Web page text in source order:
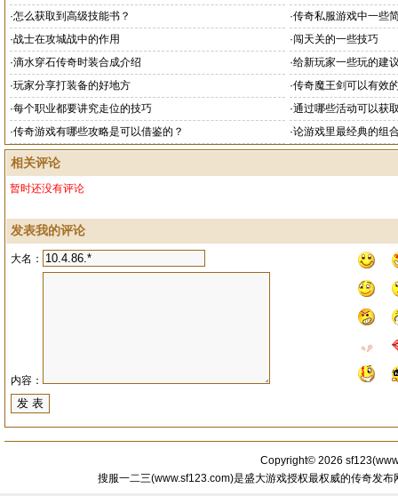
·怎么获取到高级技能书？ ·传奇私服游戏中一些
·战士在攻城战中的作用 ·闯天关的一些技巧
·滴水穿石传奇时装合成介绍 ·给新玩家一些玩的建
·玩家分享打装备的好地方 ·传奇魔王剑可以有效
·每个职业都要讲究走位的技巧 ·通过哪些活动可以获
·传奇游戏有哪些攻略是可以借鉴的？ ·论游戏里最经典的组
相关评论
暂时还没有评论
发表我的评论
大名：
内容：
Copyright© 2026 sf123(
搜服一二三(www.sf123.com)是盛大游戏授权最权威的传奇发